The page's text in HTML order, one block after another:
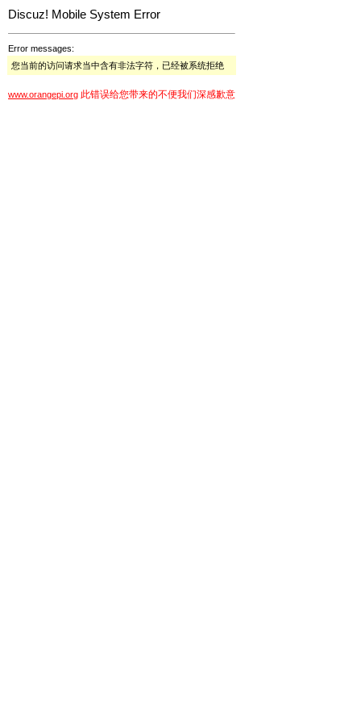
Discuz! Mobile System Error
Error messages:
您当前的访问请求当中含有非法字符，已经被系统拒绝
www.orangepi.org 此错误给您带来的不便我们深感歉意